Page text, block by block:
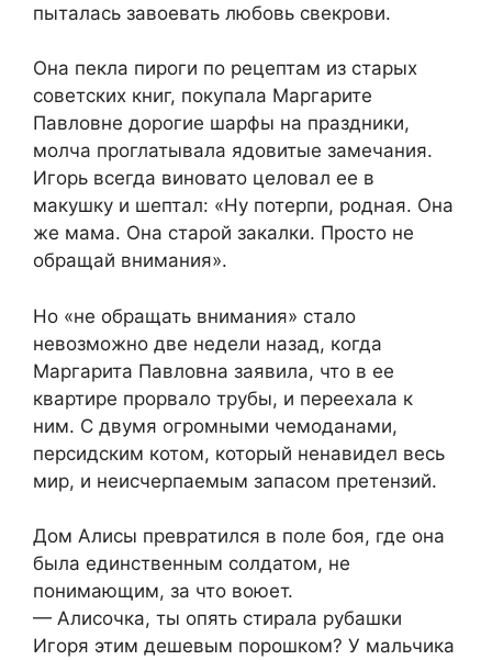
пыталась завоевать любовь свекрови.
Она пекла пироги по рецептам из старых
советских книг, покупала Маргарите
Павловне дорогие шарфы на праздники,
молча проглатывала ядовитые замечания.
Игорь всегда виновато целовал ее в
макушку и шептал: «Ну потерпи, родная. Она
же мама. Она старой закалки. Просто не
обращай внимания».
Но «не обращать внимания» стало
невозможно две недели назад, когда
Маргарита Павловна заявила, что в ее
квартире прорвало трубы, и переехала к
ним. С двумя огромными чемоданами,
персидским котом, который ненавидел весь
мир, и неисчерпаемым запасом претензий.
Дом Алисы превратился в поле боя, где она
была единственным солдатом, не
понимающим, за что воюет.
— Алисочка, ты опять стирала рубашки
Игоря этим дешевым порошком? У мальчика